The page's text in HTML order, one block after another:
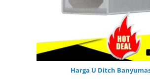
Harga U Ditch